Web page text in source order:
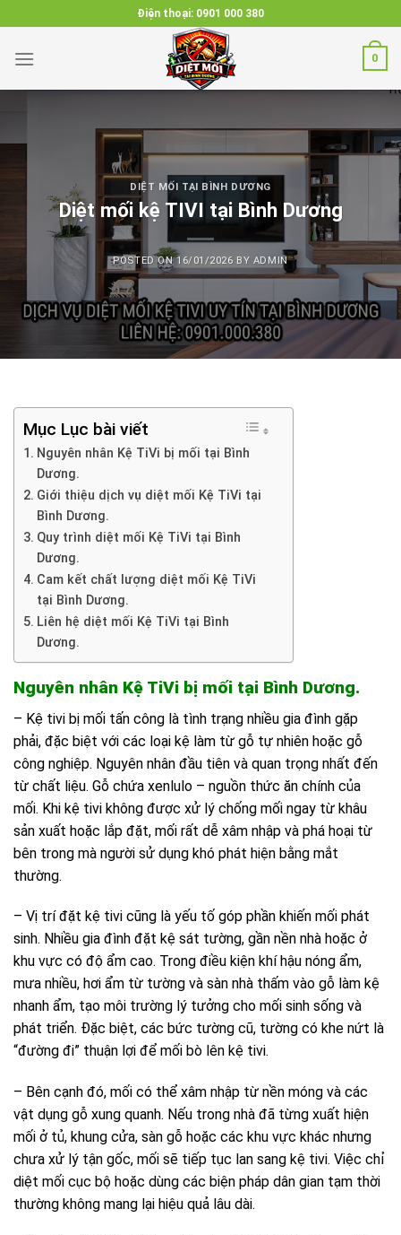
to
content
Điện thoại: 0901 000 380
0
DIỆT MỐI TẠI BÌNH DƯƠNG
Diệt mối kệ TIVI tại Bình Dương
POSTED ON16/01/2026 BY ADMIN
Mục Lục bài viết
Nguyên nhân Kệ TiVi bị mối tại Bình
Dương.
Giới thiệu dịch vụ diệt mối Kệ TiVi tại
Bình Dương.
Quy trình diệt mối Kệ TiVi tại Bình
Dương.
Cam kết chất lượng diệt mối Kệ TiVi
tại Bình Dương.
Liên hệ diệt mối Kệ TiVi tại Bình
Dương.
Nguyên nhân Kệ TiVi bị mối tại Bình Dương.
– Kệ tivi bị mối tấn công là tình trạng nhiều gia đình gặp
phải, đặc biệt với các loại kệ làm từ gỗ tự nhiên hoặc gỗ
công nghiệp. Nguyên nhân đầu tiên và quan trọng nhất đến
từ chất liệu. Gỗ chứa xenlulo – nguồn thức ăn chính của
mối. Khi kệ tivi không được xử lý chống mối ngay từ khâu
sản xuất hoặc lắp đặt, mối rất dễ xâm nhập và phá hoại từ
bên trong mà người sử dụng khó phát hiện bằng mắt
thường.
– Vị trí đặt kệ tivi cũng là yếu tố góp phần khiến mối phát
sinh. Nhiều gia đình đặt kệ sát tường, gần nền nhà hoặc ở
khu vực có độ ẩm cao. Trong điều kiện khí hậu nóng ẩm,
mưa nhiều, hơi ẩm từ tường và sàn nhà thấm vào gỗ làm kệ
nhanh ẩm, tạo môi trường lý tưởng cho mối sinh sống và
phát triển. Đặc biệt, các bức tường cũ, tường có khe nứt là
“đường đi” thuận lợi để mối bò lên kệ tivi.
– Bên cạnh đó, mối có thể xâm nhập từ nền móng và các
vật dụng gỗ xung quanh. Nếu trong nhà đã từng xuất hiện
mối ở tủ, khung cửa, sàn gỗ hoặc các khu vực khác nhưng
chưa xử lý tận gốc, mối sẽ tiếp tục lan sang kệ tivi. Việc chỉ
diệt mối cục bộ hoặc dùng các biện pháp dân gian tạm thời
thường không mang lại hiệu quả lâu dài.